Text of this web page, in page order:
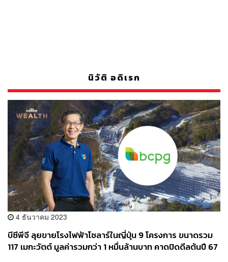
นิวัติ อดิเรก
4 ธันวาคม 2023
บีซีพีจี ลุยขายโรงไฟฟ้าโซลาร์ในญี่ปุ่น 9 โครงการ ขนาดรวม
117 เมกะวัตต์ มูลค่ารวมกว่า 1 หมื่นล้านบาท คาดปิดดีลต้นปี 67